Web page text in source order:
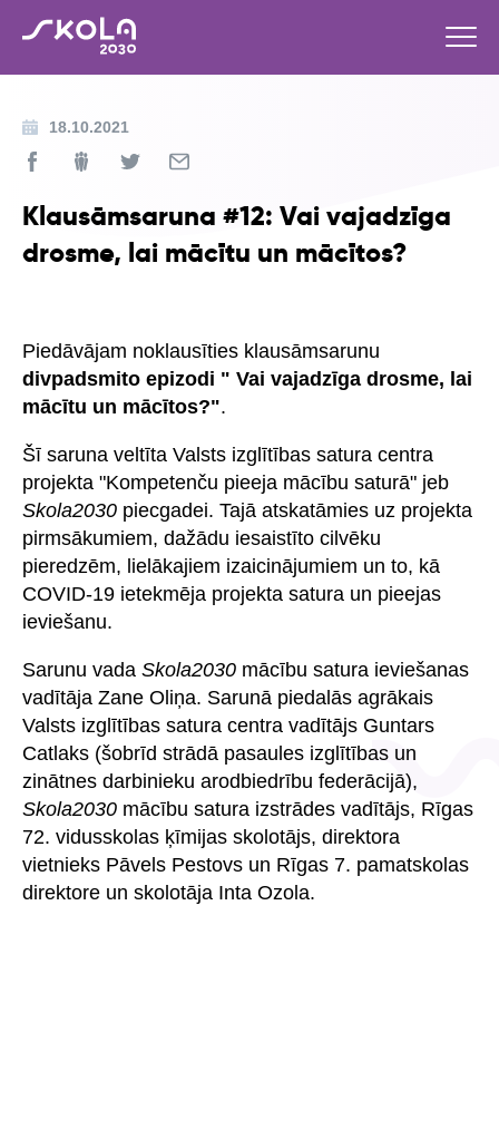
18.10.2021
Klausāmsaruna #12: Vai vajadzīga
drosme, lai mācītu un mācītos?
Piedāvājam noklausīties klausāmsarunu
divpadsmito epizodi " Vai vajadzīga drosme, lai
mācītu un mācītos?".
Šī saruna veltīta Valsts izglītības satura centra
projekta "Kompetenču pieeja mācību saturā" jeb
Skola2030 piecgadei. Tajā atskatāmies uz projekta
pirmsākumiem, dažādu iesaistīto cilvēku
pieredzēm, lielākajiem izaicinājumiem un to, kā
COVID-19 ietekmēja projekta satura un pieejas
ieviešanu.
Sarunu vada Skola2030 mācību satura ieviešanas
vadītāja Zane Oliņa. Sarunā piedalās agrākais
Valsts izglītības satura centra vadītājs Guntars
Catlaks (šobrīd strādā pasaules izglītības un
zinātnes darbinieku arodbiedrību federācijā),
Skola2030 mācību satura izstrādes vadītājs, Rīgas
72. vidusskolas ķīmijas skolotājs, direktora
vietnieks Pāvels Pestovs un Rīgas 7. pamatskolas
direktore un skolotāja Inta Ozola.